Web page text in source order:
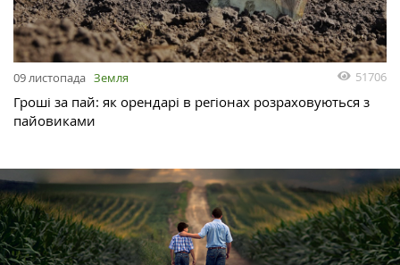
09 листопада Земля 51706
Гроші за пай: як орендарі в регіонах розраховуються з
пайовиками